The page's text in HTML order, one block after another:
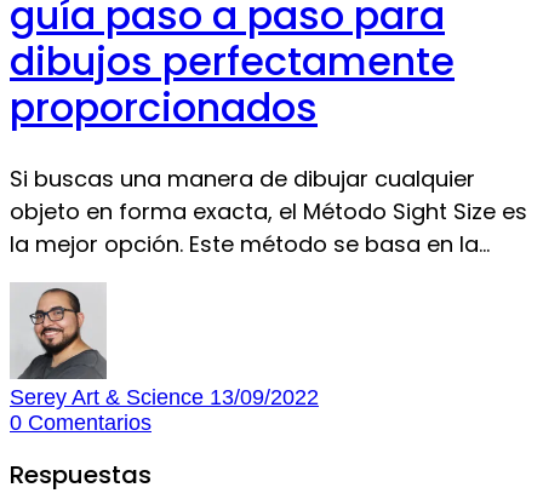
guía paso a paso para
dibujos perfectamente
proporcionados
Si buscas una manera de dibujar cualquier
objeto en forma exacta, el Método Sight Size es
la mejor opción. Este método se basa en la…
Serey Art & Science 13/09/2022
0 Comentarios
Respuestas